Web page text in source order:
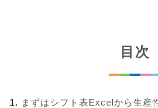
目次
まずはシフト表Excelから生産